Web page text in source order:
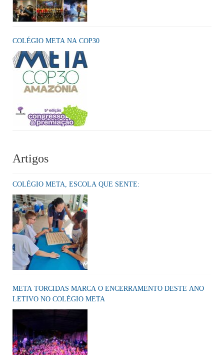
COLÉGIO META NA COP30
Artigos
COLÉGIO META, ESCOLA QUE SENTE:
META TORCIDAS MARCA O ENCERRAMENTO DESTE ANO
LETIVO NO COLÉGIO META